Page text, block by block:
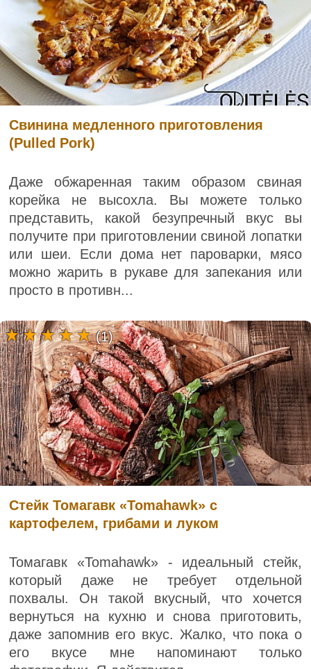
Свинина медленного приготовления
(Pulled Pork)
Даже обжаренная таким образом свиная
корейка не высохла. Вы можете только
представить, какой безупречный вкус вы
получите при приготовлении свиной лопатки
или шеи. Если дома нет пароварки, мясо
можно жарить в рукаве для запекания или
просто в противн...
Стейк Томагавк «Tomahawk» с
картофелем, грибами и луком
Томагавк «Tomahawk» - идеальный стейк,
который даже не требует отдельной
похвалы. Он такой вкусный, что хочется
вернуться на кухню и снова приготовить,
даже запомнив его вкус. Жалко, что пока о
его вкусе мне напоминают только
(1)